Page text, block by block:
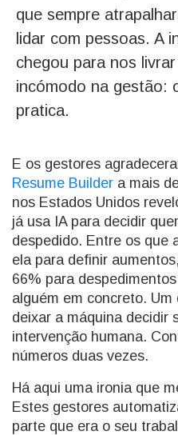
que sempre
lidar com pessoas. A
chegou para nos
incómodo na gestão:
pratica.
E os gestores
Resume Builder a mais
nos Estados Unidos
já usa IA para decidir
despedido. Entre os que
ela para definir
66% para
alguém em concreto.
deixar a máquina decidir
intervenção humana.
números duas vezes.
Há aqui uma ironia que
Estes gestores
parte que era o seu